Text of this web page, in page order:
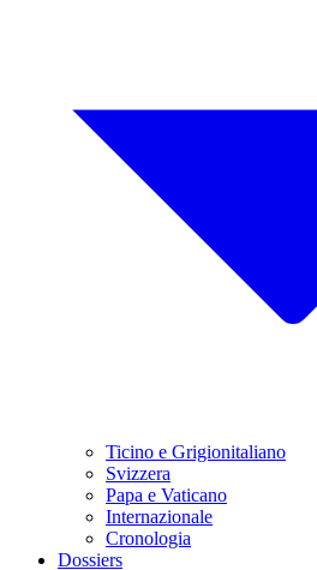
Ticino e Grigionitaliano
Svizzera
Papa e Vaticano
Internazionale
Cronologia
Dossiers